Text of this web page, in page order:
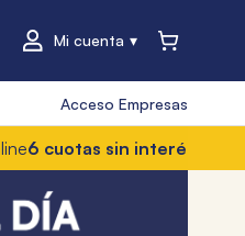
Mi cuenta
Acceso Empresas
sin interés• Con